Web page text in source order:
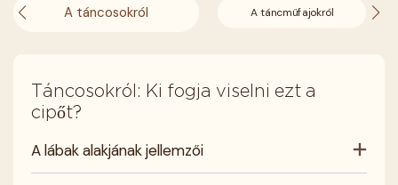
A táncosokról A táncműfajokról
Táncosokról: Ki fogja viselni ezt a
cipőt?
A lábak alakjának jellemzői